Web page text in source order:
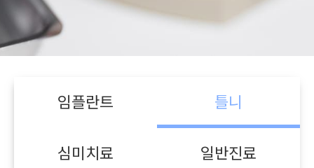
임플란트 틀니
심미치료 일반진료